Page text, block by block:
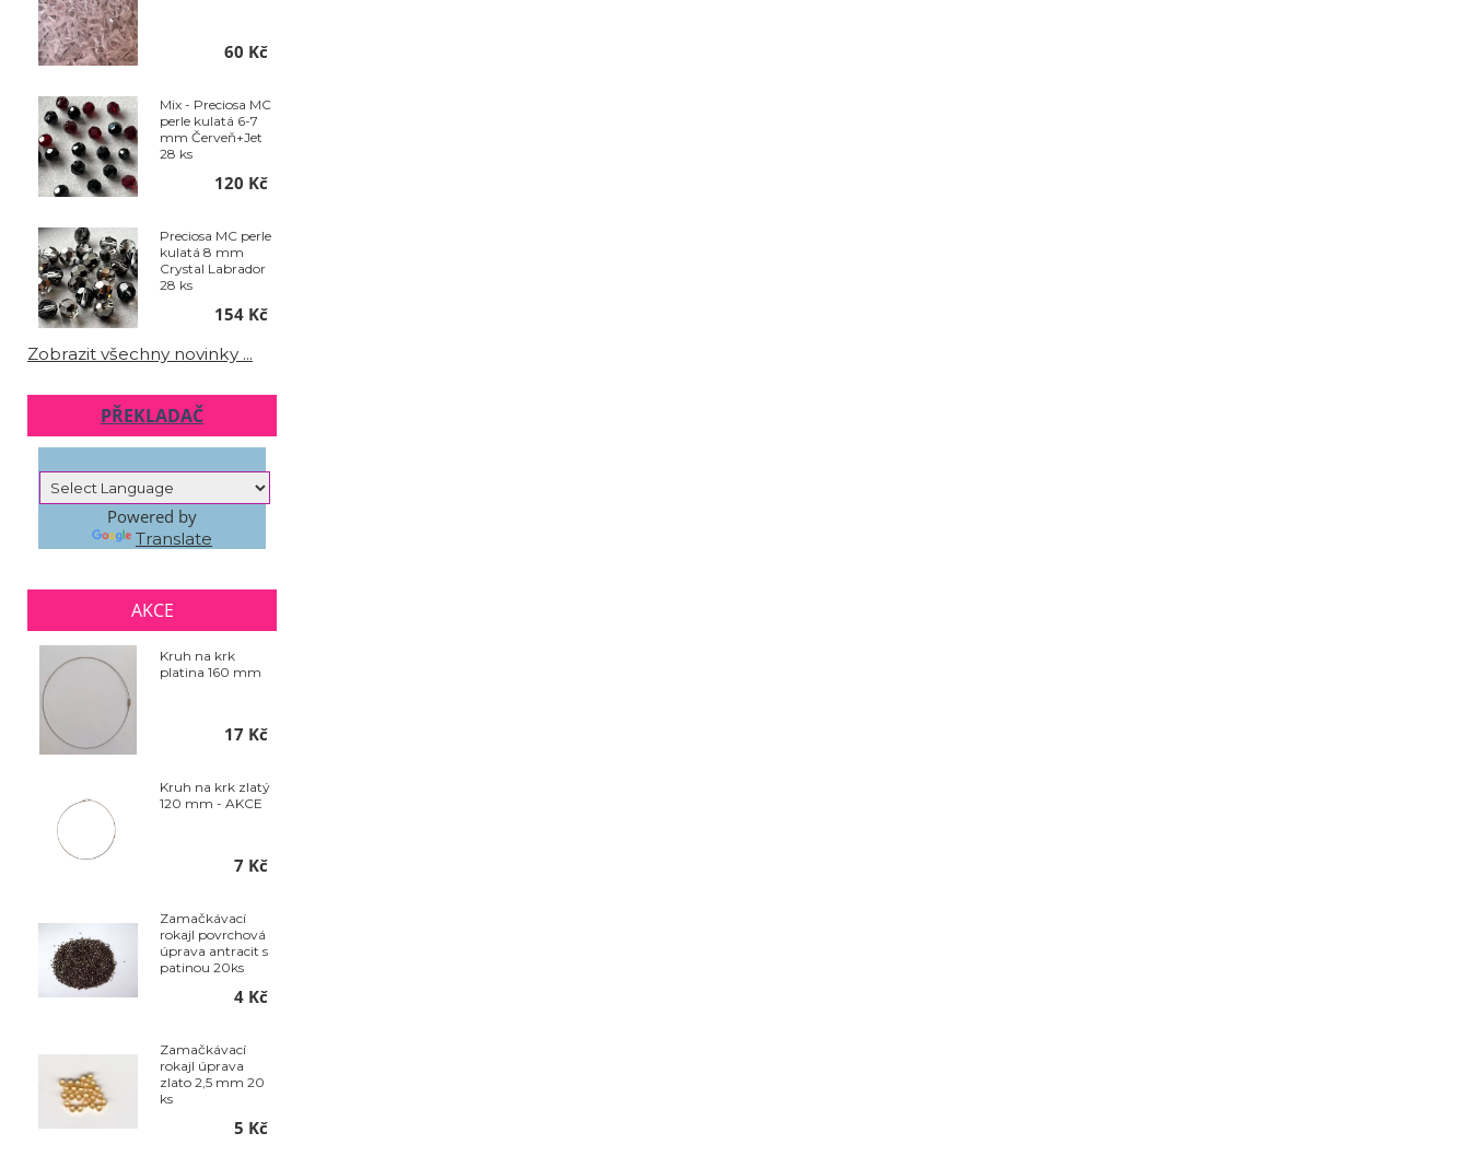
60 Kč
Mix - Preciosa MC
perle kulatá 6-7
mm Červeň+Jet
28 ks
120 Kč
Preciosa MC perle
kulatá 8 mm
Crystal Labrador
28 ks
154 Kč
Zobrazit všechny novinky ...
PŘEKLADAČ
Powered by
Translate
AKCE
Kruh na krk
platina 160 mm
17 Kč
Kruh na krk zlatý
120 mm - AKCE
7 Kč
Zamačkávací
rokajl povrchová
úprava antracit s
patinou 20ks
4 Kč
Zamačkávací
rokajl úprava
zlato 2,5 mm 20
ks
5 Kč